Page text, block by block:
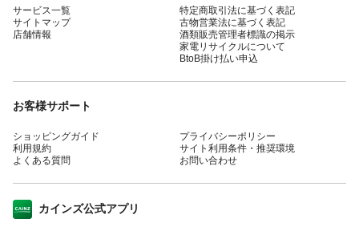
サービス一覧
サイトマップ
店舗情報
特定商取引法に基づく表記
古物営業法に基づく表記
酒類販売管理者標識の掲示
家電リサイクルについて
BtoB掛け払い申込
お客様サポート
ショッピングガイド
利用規約
よくある質問
プライバシーポリシー
サイト利用条件・推奨環境
お問い合わせ
カインズ公式アプリ